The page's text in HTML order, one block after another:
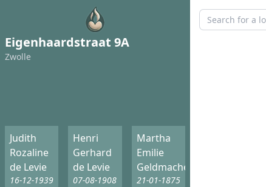
Eigenhaardstraat 9A
Zwolle
Judith
Rozaline
de Levie
16-12-1939
Henri
Gerhard
de Levie
07-08-1908
Martha
Emilie
Geldmacher
21-01-1875